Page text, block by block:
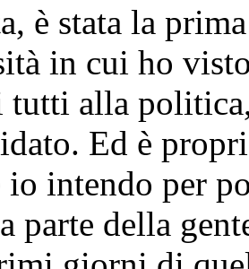
è stata la
in cui ho
tutti alla
Ed è
io intendo per
parte della